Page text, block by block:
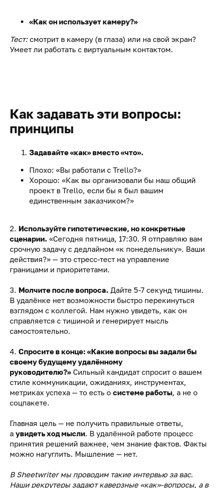
«Как он использует камеру?»
Тест: смотрит в камеру (в глаза) или на свой экран?
Умеет ли работать с виртуальным контактом.
Как задавать эти вопросы:
принципы
Задавайте «как» вместо «что».
Плохо: «Вы работали с Trello?»
Хорошо: «Как вы организовали бы наш общий
проект в Trello, если бы я был вашим
единственным заказчиком?»
2. Используйте гипотетические, но конкретные
сценарии. «Сегодня пятница, 17:30. Я отправляю вам
срочную задачу с дедлайном «к понедельнику». Ваши
действия?» — это стресс-тест на управление
границами и приоритетами.
3. Молчите после вопроса. Дайте 5-7 секунд тишины.
В удалёнке нет возможности быстро перекинуться
взглядом с коллегой. Нам нужно увидеть, как он
справляется с тишиной и генерирует мысль
самостоятельно.
4. Спросите в конце: «Какие вопросы вы задали бы
своему будущему удалённому
руководителю?» Сильный кандидат спросит о вашем
стиле коммуникации, ожиданиях, инструментах,
метриках успеха — то есть о системе работы, а не о
соцпакете.
Главная цель — не получить правильные ответы,
а увидеть ход мысли. В удалённой работе процесс
принятия решений важнее, чем знание фактов. Факты
можно нагуглить. Мышление — нет.
В Sheetwriter мы проводим такие интервью за вас.
Наши рекрутеры задают каверзные «как»-вопросы, а в